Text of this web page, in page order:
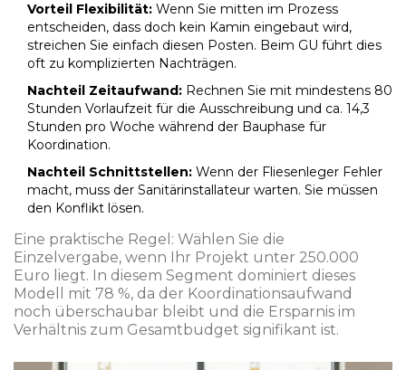
Vorteil Flexibilität: Wenn Sie mitten im Prozess
entscheiden, dass doch kein Kamin eingebaut wird,
streichen Sie einfach diesen Posten. Beim GU führt dies
oft zu komplizierten Nachträgen.
Nachteil Zeitaufwand: Rechnen Sie mit mindestens 80
Stunden Vorlaufzeit für die Ausschreibung und ca. 14,3
Stunden pro Woche während der Bauphase für
Koordination.
Nachteil Schnittstellen: Wenn der Fliesenleger Fehler
macht, muss der Sanitärinstallateur warten. Sie müssen
den Konflikt lösen.
Eine praktische Regel: Wählen Sie die
Einzelvergabe, wenn Ihr Projekt unter 250.000
Euro liegt. In diesem Segment dominiert dieses
Modell mit 78 %, da der Koordinationsaufwand
noch überschaubar bleibt und die Ersparnis im
Verhältnis zum Gesamtbudget signifikant ist.